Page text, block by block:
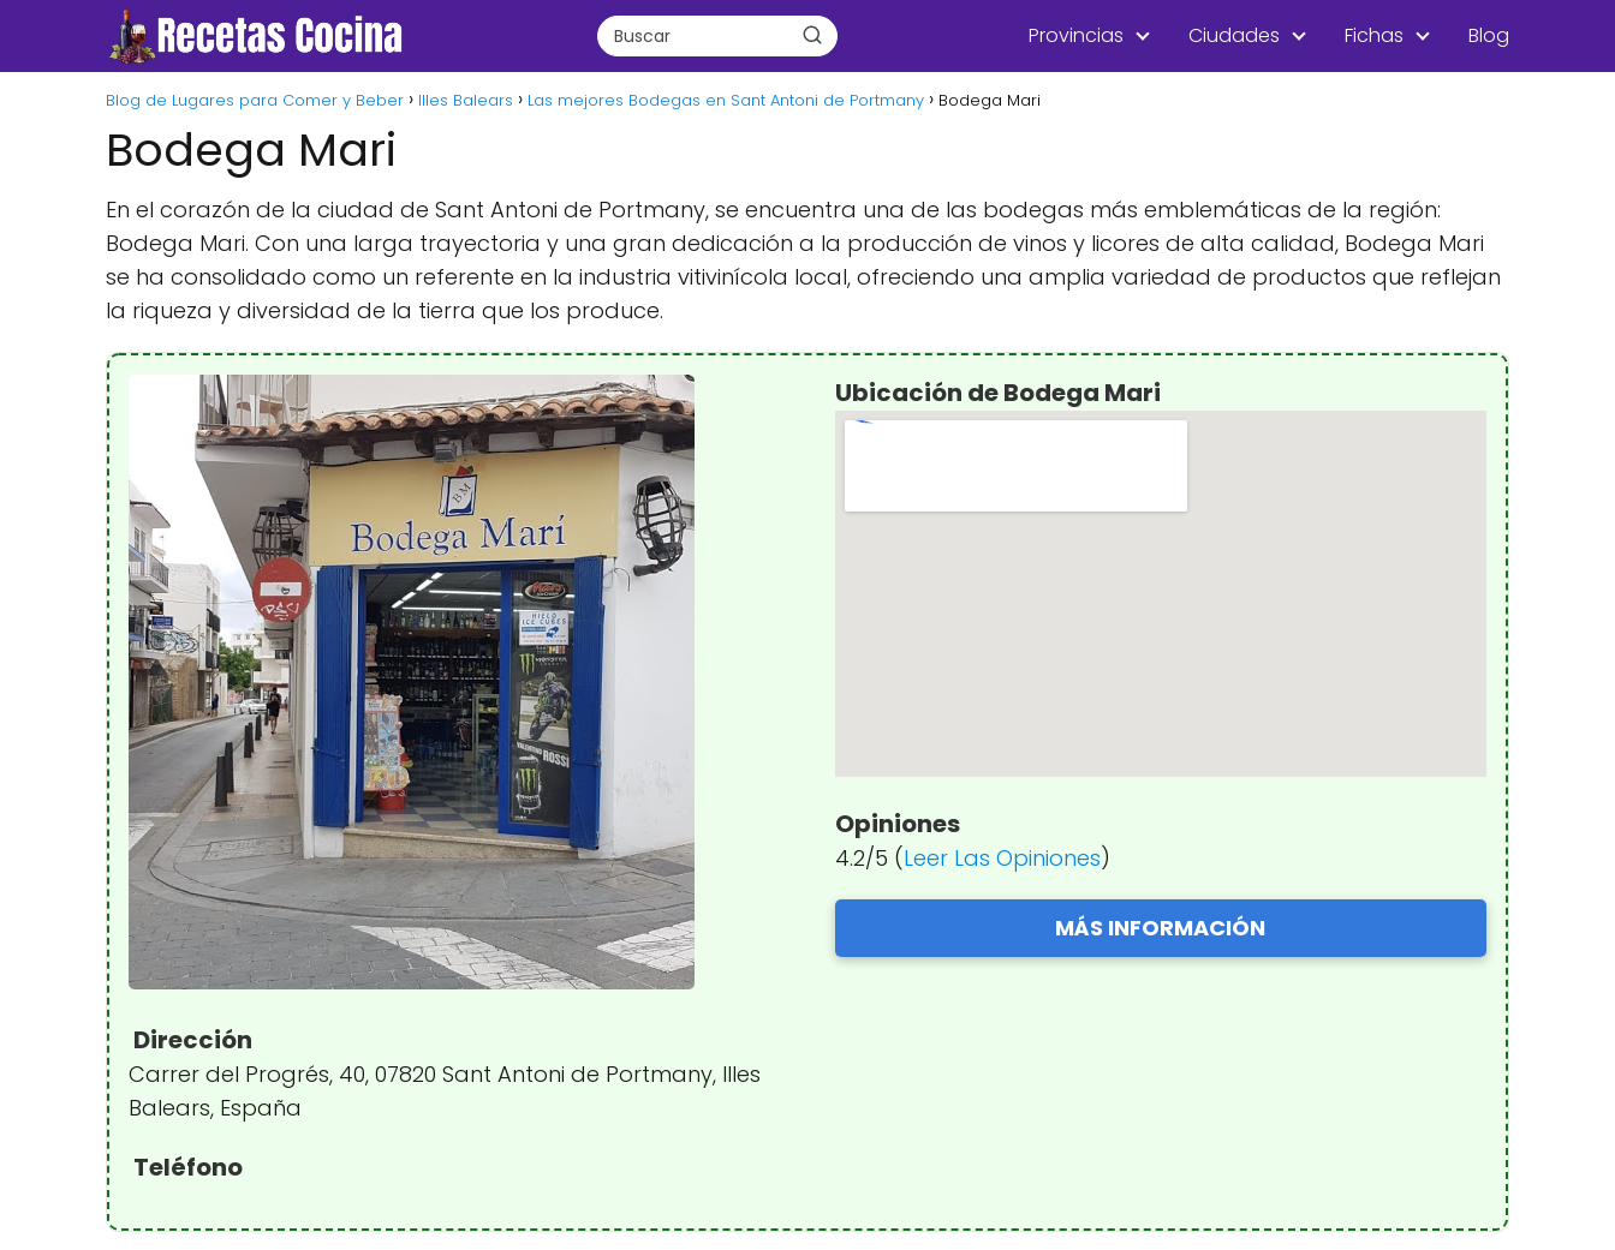
Provincias Ciudades Fichas Blog
Blog de Lugares para Comer y Beber Illes Balears Las mejores Bodegas en Sant Antoni de Portmany Bodega Mari
Bodega Mari
En el corazón de la ciudad de Sant Antoni de Portmany, se encuentra una de las bodegas más emblemáticas de la región:
Bodega Mari. Con una larga trayectoria y una gran dedicación a la producción de vinos y licores de alta calidad, Bodega Mari
se ha consolidado como un referente en la industria vitivinícola local, ofreciendo una amplia variedad de productos que reflejan
la riqueza y diversidad de la tierra que los produce.
Dirección
Carrer del Progrés, 40, 07820 Sant Antoni de Portmany, Illes
Balears, España
Teléfono
Ubicación de Bodega Mari
Opiniones
4.2/5 (Leer Las Opiniones)
MÁS INFORMACIÓN